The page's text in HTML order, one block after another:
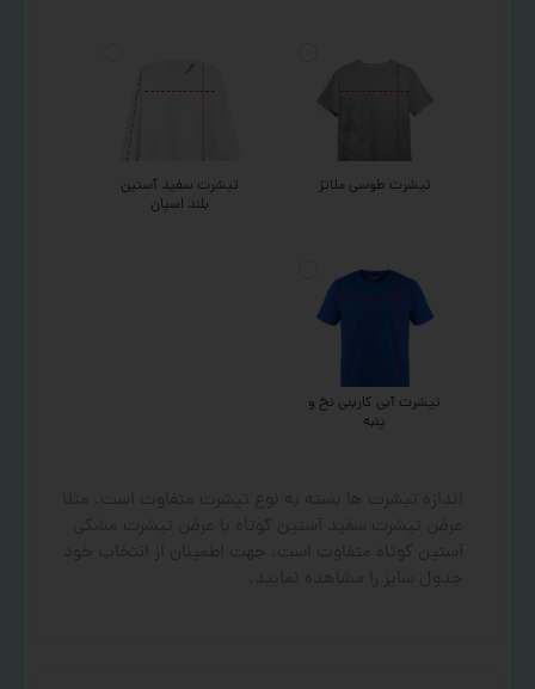
تیشرت طوسی ملانژ
تیشرت سفید آستین
بلند اسپان
تیشرت آبی کاربنی نخ و
پنبه